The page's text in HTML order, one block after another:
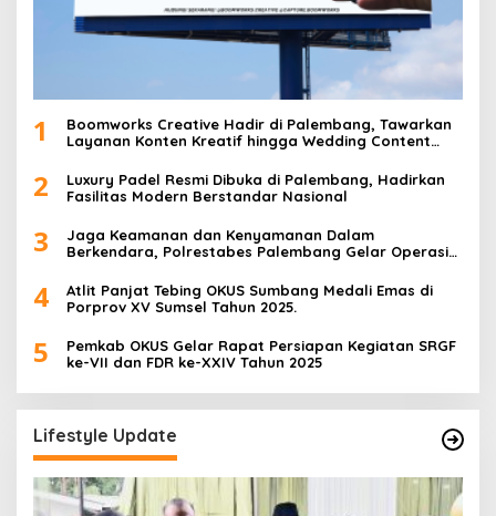
1
Boomworks Creative Hadir di Palembang, Tawarkan
Layanan Konten Kreatif hingga Wedding Content
2
Luxury Padel Resmi Dibuka di Palembang, Hadirkan
Fasilitas Modern Berstandar Nasional
3
Jaga Keamanan dan Kenyamanan Dalam
Berkendara, Polrestabes Palembang Gelar Operasi
4
Atlit Panjat Tebing OKUS Sumbang Medali Emas di
Porprov XV Sumsel Tahun 2025.
5
Pemkab OKUS Gelar Rapat Persiapan Kegiatan SRGF
ke-VII dan FDR ke-XXIV Tahun 2025
Lifestyle Update